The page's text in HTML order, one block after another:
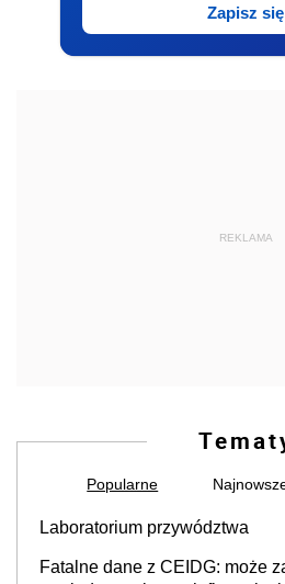
Zapisz się
REKLAMA
Popularne
Laboratorium przywództwa
Fatalne dane z CEIDG: może